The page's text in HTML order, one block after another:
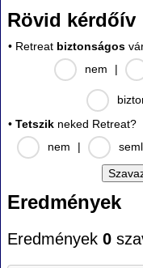
Rövid kérdőív
• Retreat biztonságos
nem
|
• Tetszik neked Retreat?
nem
|
Eredmények
Eredmények 0